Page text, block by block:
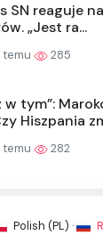
SN reaguje
„Jest ra...
temu 285
w tym”:
Hiszpania
temu 282
Polish (PL) ·